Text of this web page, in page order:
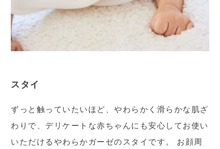
スタイ
ずっと触っていたいほど、やわらかく滑らかな肌ざ
わりで、デリケートな赤ちゃんにも安心してお使い
いただけるやわらかガーゼのスタイです。 お顔周